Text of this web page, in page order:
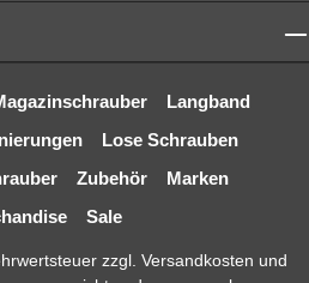
Langband
Lose Schrauben
Zubehör
Marken
Sale
zzgl. Versandkosten und